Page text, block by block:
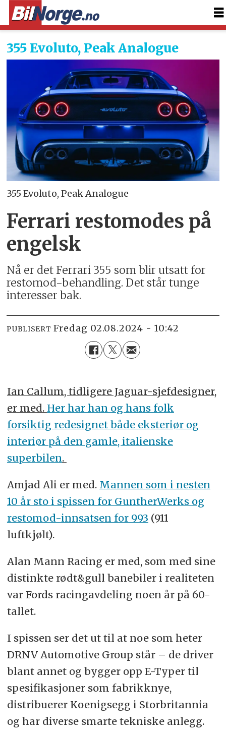
355 Evoluto, Peak Analogue
355 Evoluto, Peak Analogue
Ferrari restomodes på
engelsk
Nå er det Ferrari 355 som blir utsatt for
restomod-behandling. Det står tunge
interesser bak.
PUBLISERT fredag 02.08.2024 - 10:42
Ian Callum, tidligere Jaguar-sjefdesigner,
er med. Her har han og hans folk
forsiktig redesignet både eksteriør og
interiør på den gamle, italienske
superbilen.
Amjad Ali er med. Mannen som i nesten
10 år sto i spissen for GuntherWerks og
restomod-innsatsen for 993 (911
luftkjølt).
Alan Mann Racing er med, som med sine
distinkte rødt&gull banebiler i realiteten
var Fords racingavdeling noen år på 60-
tallet.
I spissen ser det ut til at noe som heter
DRNV Automotive Group står – de driver
blant annet og bygger opp E-Typer til
spesifikasjoner som fabrikknye,
distribuerer Koenigsegg i Storbritannia
og har diverse smarte tekniske anlegg.